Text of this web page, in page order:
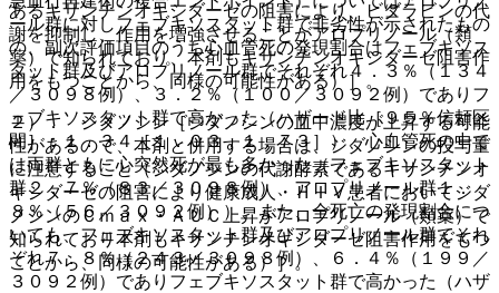
ール群に対しフェブキソスタット群で非劣性が示されたもの
の、副次評価項目のうち心血管死の発現割合はフェブキソス
タット群及びアロプリノール群でそれぞれ４．３％（１３４
／３０９８例）、３．２％（１００／３０９２例）でありフ
ェブキソスタット群で高かった（ハザード比［９５％信頼区
間］：１．３４［１．０３，１．７３］）、心血管死の中で
は両群ともに心突然死が最も多かった（フェブキソスタット
群２．７％（８３／３０９８例）、アロプリノール群１．
８％（５６／３０９２例））、また、全死亡の発現割合につ
いても、フェブキソスタット群及びアロプリノール群でそれ
ぞれ７．８％（２４３／３０９８例）、６．４％（１９９／
３０９２例）でありフェブキソスタット群で高かった（ハザ
あるキサンチンオキシダーゼの阻害により、ビダラビンの代
謝を抑制し、作用を増強させることがアロプリノール（類
薬）で知られており、本剤もキサンチンオキシダーゼ阻害作
用をもつことから、同様の可能性がある）］。
２）． ジダノシン［ジダノシンの血中濃度が上昇する可能
性があるので、本剤と併用する場合は、ジダノシンの投与量
に注意すること（ジダノシンの代謝酵素であるキサンチンオ
キシダーゼの阻害により健康成人・ＨＩＶ患者においてジダ
ノシンのＣｍａｘ・ＡＵＣ上昇がアロプリノール（類薬）で
知られており本剤もキサンチンオキシダーゼ阻害作用をもつ
ことから、同様の可能性がある）］。